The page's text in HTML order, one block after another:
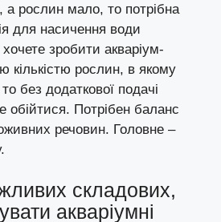
а рослин мало, то потрібна
для насичення води
зробити акваріум-
кількістю рослин, в якому
без додаткової подачі
Потрібен баланс
речовин. Головне –
складових,
акваріумні